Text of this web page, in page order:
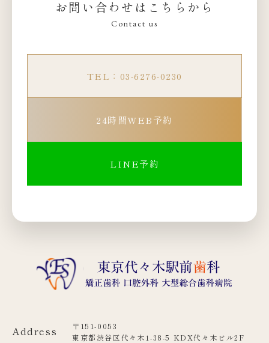
お問い合わせはこちらから
Contact us
TEL：03-6276-0230
24時間WEB予約
LINE予約
Address
〒151-0053
東京都渋谷区代々木1-38-5 KDX代々木ビル2F